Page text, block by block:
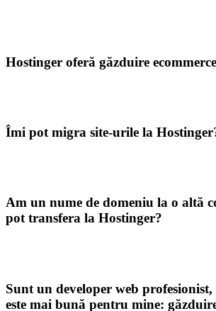
Hostinger oferă găzduire
Îmi pot migra site-urile la
Am un nume de domeniu la o altă
pot transfera la Hostinger?
Sunt un developer web
este mai bună pentru mine: